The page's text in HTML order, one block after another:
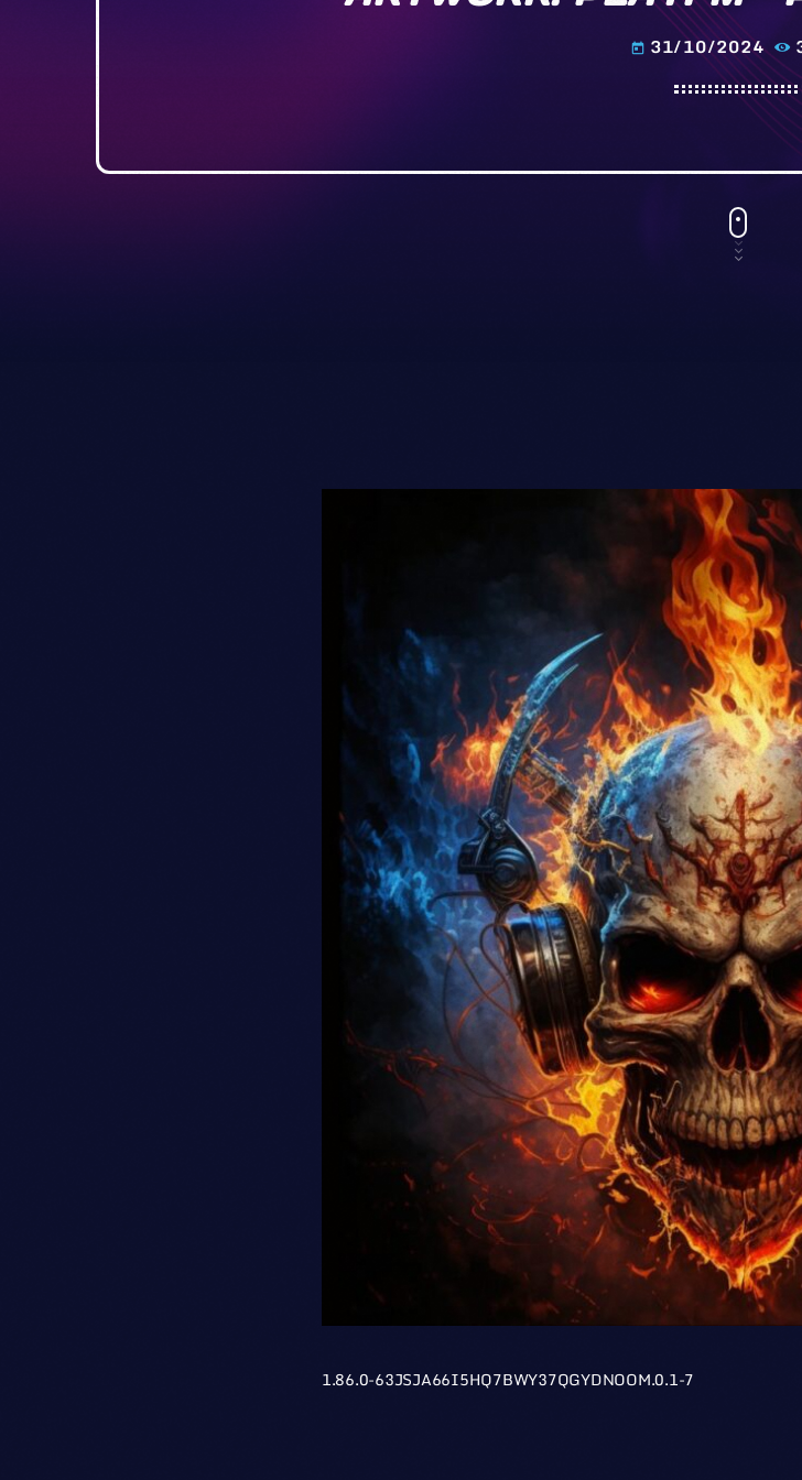
today 31/10/2024
1.86.0-63JSJA66I5HQ7BWY37QGYDNOOM.0.1-7